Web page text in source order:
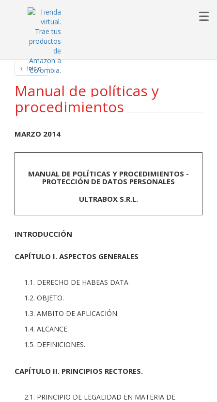
Inicio
Manual de políticas y
procedimientos
MARZO 2014
MANUAL DE POLÍTICAS Y PROCEDIMIENTOS -
PROTECCIÓN DE DATOS PERSONALES
ULTRABOX S.R.L.
INTRODUCCIÓN
CAPÍTULO I. ASPECTOS GENERALES
1.1. DERECHO DE HABEAS DATA
1.2. OBJETO.
1.3. AMBITO DE APLICACIÓN.
1.4. ALCANCE.
1.5. DEFINICIONES.
CAPÍTULO II. PRINCIPIOS RECTORES.
2.1. PRINCIPIO DE LEGALIDAD EN MATERIA DE